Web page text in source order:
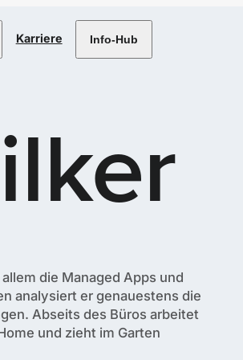
Karriere Info-Hub
die Managed Apps und
analysiert er genauestens die
Abseits des Büros arbeitet
und zieht im Garten